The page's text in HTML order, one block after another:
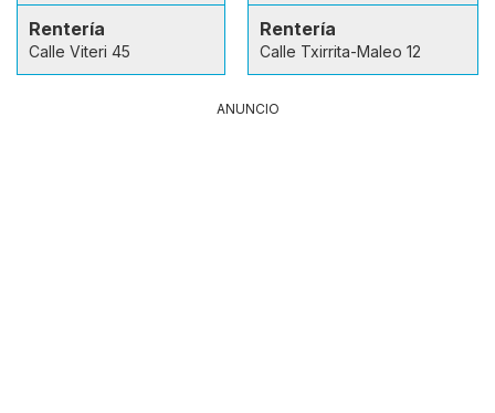
Rentería
Calle Viteri 45
Rentería
Calle Txirrita-Maleo 12
ANUNCIO